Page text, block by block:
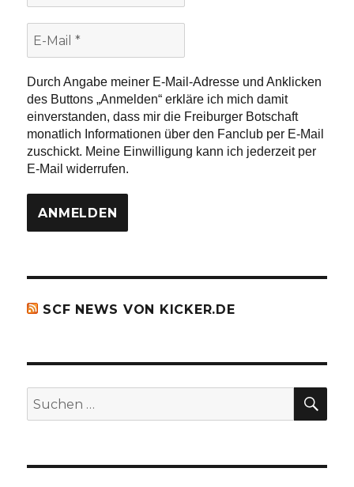
Mail
Durch Angabe meiner E-Mail-Adresse und Anklicken
des Buttons „Anmelden“ erkläre ich mich damit
einverstanden, dass mir die Freiburger Botschaft
monatlich Informationen über den Fanclub per E-Mail
zuschickt. Meine Einwilligung kann ich jederzeit per
E-Mail widerrufen.
SCF NEWS VON KICKER.DE
Suchen
nach: